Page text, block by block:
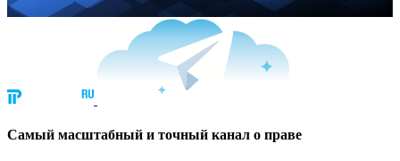
Cамый масштабный и точный канал о праве